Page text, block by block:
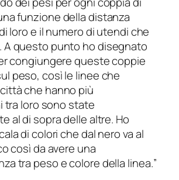
funzione della distanza
loro e il numero di utendi che
A questo punto ho disegnato
congiungere queste coppie
peso, così le linee che
che hanno più
tra loro sono state
al di sopra delle altre. Ho
di colori che dal nero va al
così da avere una
tra peso e colore della linea.”